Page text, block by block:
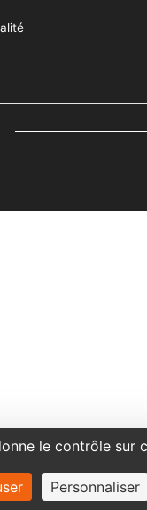
le contrôle sur
Personnaliser